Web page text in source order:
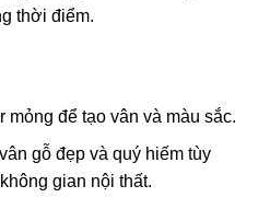
thời điểm.
mỏng để tạo vân và màu sắc.
gỗ đẹp và quý hiếm tùy
gian nội thất.